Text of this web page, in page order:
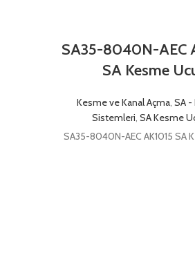
SA35-8040N-AEC
SA Kesme
Kesme ve Kanal Açma, SA -
Sistemleri, SA Kesme
SA35-8040N-AEC AK1015 SA